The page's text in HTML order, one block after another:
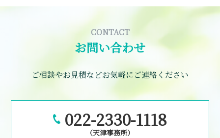
CONTACT
お問い合わせ
ご相談やお見積などお気軽にご連絡ください
022-2330-1118
（天津事務所）